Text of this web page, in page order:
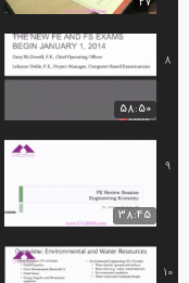
8
58:50
9
38:45
10